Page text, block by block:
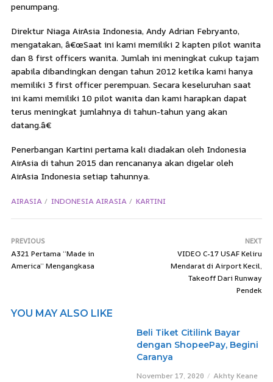
penumpang.
Direktur Niaga AirAsia Indonesia, Andy Adrian Febryanto,
mengatakan, â€œSaat ini kami memiliki 2 kapten pilot wanita
dan 8 first officers wanita. Jumlah ini meningkat cukup tajam
apabila dibandingkan dengan tahun 2012 ketika kami hanya
memiliki 3 first officer perempuan. Secara keseluruhan saat
ini kami memiliki 10 pilot wanita dan kami harapkan dapat
terus meningkat jumlahnya di tahun-tahun yang akan
datang.â€
Penerbangan Kartini pertama kali diadakan oleh Indonesia
AirAsia di tahun 2015 dan rencananya akan digelar oleh
AirAsia Indonesia setiap tahunnya.
AIRASIA INDONESIA AIRASIA KARTINI
PREVIOUS
A321 Pertama “Made in
America” Mengangkasa
NEXT
VIDEO C-17 USAF Keliru
Mendarat di Airport Kecil,
Takeoff Dari Runway
Pendek
YOU MAY ALSO LIKE
Beli Tiket Citilink Bayar
dengan ShopeePay, Begini
Caranya
November 17, 2020 Akhty Keane